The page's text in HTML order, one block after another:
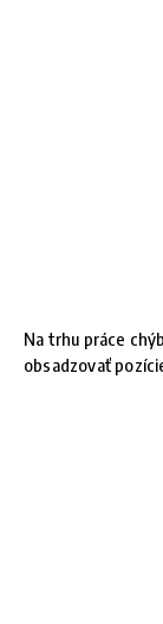
Na trhu práce
obsadzovať